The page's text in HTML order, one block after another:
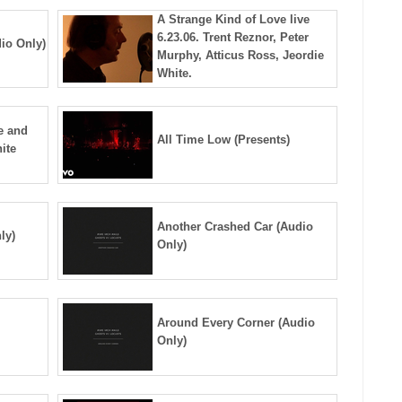
Only)
A Strange Kind of Love live
6.23.06. Trent Reznor, Peter
Murphy, Atticus Ross, Jeordie
White.
and
All Time Low (Presents)
Another Crashed Car (Audio
Only)
Around Every Corner (Audio
Only)